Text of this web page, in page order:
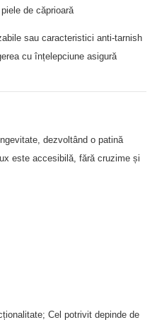
de căprioară
sau caracteristici anti-tarnish
cu înțelepciune asigură
dezvoltând o patină
este accesibilă, fără cruzime și
Cel potrivit depinde de